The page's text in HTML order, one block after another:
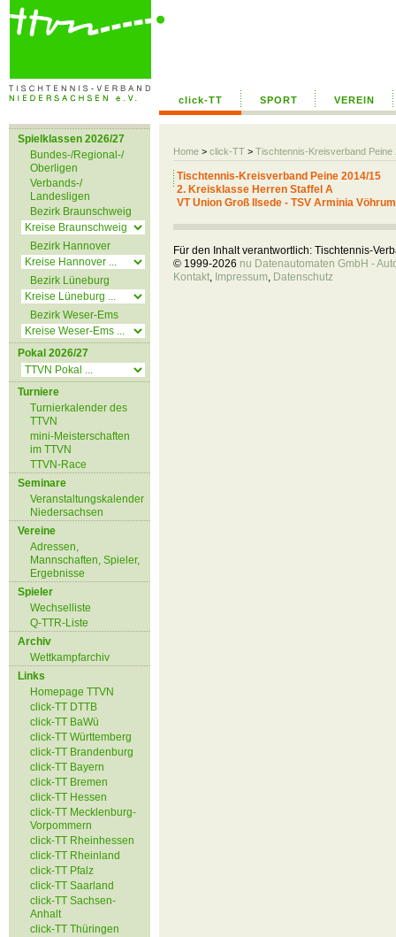
click-TT SPORT VEREIN
Home > click-TT > Tischtennis-Kreisverband
Spielklassen 2026/27
Bundes-/Regional-/
Oberligen
Verbands-/
Landesligen
Bezirk Braunschweig
Bezirk Hannover
Bezirk Lüneburg
Bezirk Weser-Ems
Pokal 2026/27
Turniere
Turnierkalender des
TTVN
mini-Meisterschaften
im TTVN
TTVN-Race
Seminare
Veranstaltungskalender
Niedersachsen
Vereine
Adressen,
Mannschaften, Spieler,
Ergebnisse
Spieler
Wechselliste
Q-TTR-Liste
Archiv
Wettkampfarchiv
Links
Homepage TTVN
click-TT DTTB
click-TT BaWü
click-TT Württemberg
click-TT Brandenburg
click-TT Bayern
click-TT Bremen
click-TT Hessen
click-TT Mecklenburg-
Vorpommern
click-TT Rheinhessen
click-TT Rheinland
click-TT Pfalz
click-TT Saarland
click-TT Sachsen-
Anhalt
click-TT Thüringen
Tischtennis-Kreisverband Peine 2014/15
2. Kreisklasse Herren Staffel A
VT Union Groß Ilsede - TSV Arminia
Für den Inhalt verantwortlich: Tischtennis-
© 1999-2026 nu Datenautomaten GmbH -
Kontakt, Impressum, Datenschutz